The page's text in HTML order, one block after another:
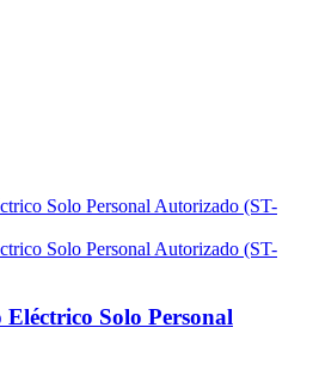
Solo Personal